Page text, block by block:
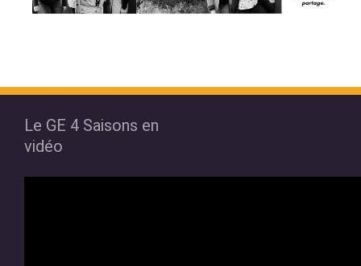
Le GE 4 Saisons en
vidéo